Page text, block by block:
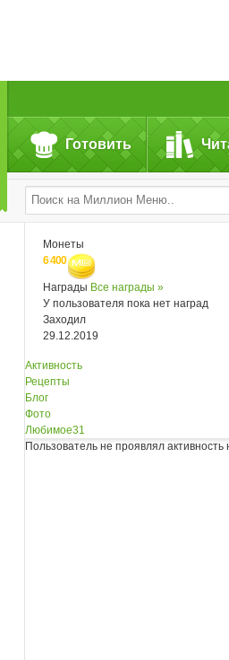
Готовить
Монеты
6 400
Награды Все награды »
У пользователя пока нет наград
Заходил
29.12.2019
Активность
Рецепты
Блог
Фото
Любимое31
Пользователь не проявлял активность